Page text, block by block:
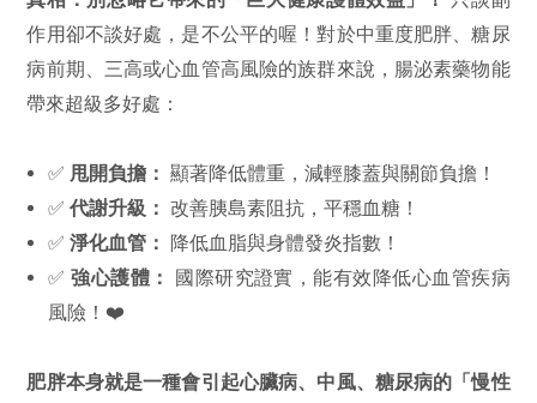
作用卻不談好處，是不公平的喔！對於中重度肥胖、糖尿
病前期、三高或心血管高風險的族群來說，腸泌素藥物能
帶來超級多好處：
✅ 甩開負擔： 顯著降低體重，減輕膝蓋與關節負擔！
✅代謝升級： 改善胰島素阻抗，平穩血糖！
✅淨化血管：
降低血脂與身體發炎指數！
✅強心護體：
國際研究證實，能有效降低心血管疾病
風險！❤️
肥胖本身就是一種會引起心臟病、中風、糖尿病的「慢性